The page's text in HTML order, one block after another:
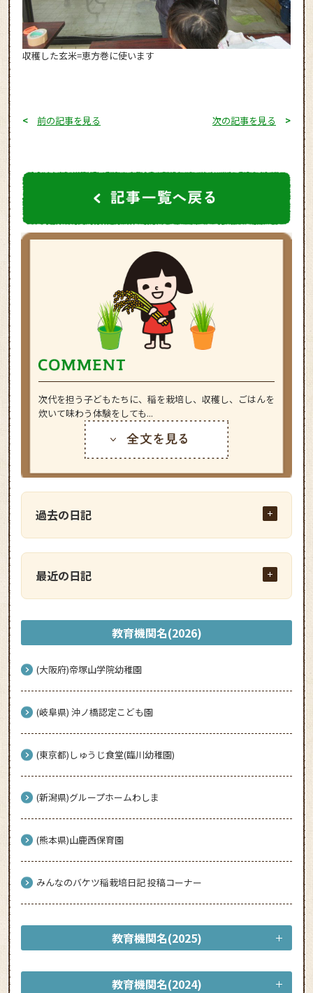
収穫した玄米=恵方巻に使います
< 前の記事を見る 次の記事を見る >
次代を担う子どもたちに、稲を栽培し、収穫し、ごはんを
炊いて味わう体験をしても...
過去の日記
最近の日記
教育機関名(2026)
(大阪府)帝塚山学院幼稚園
(岐阜県) 沖ノ橋認定こども園
(東京都)しゅうじ食堂(臨川幼稚園)
(新潟県)グループホームわしま
(熊本県)山鹿西保育園
みんなのバケツ稲栽培日記 投稿コーナー
教育機関名(2025)
教育機関名(2024)